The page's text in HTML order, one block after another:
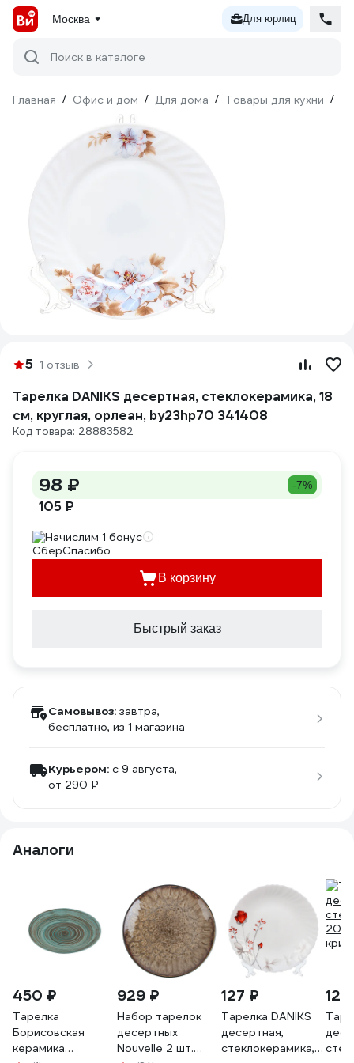
Москва Для юрлиц
Поиск в каталоге
Главная / Офис и дом / Для дома / Товары для кухни /
5 1 отзыв
Тарелка DANIKS десертная, стеклокерамика, 18
см, круглая, орлеан, by23hp70 341408
Код товара: 28883582
98 ₽ -7%
105 ₽
Начислим 1 бонус
В корзину
Быстрый заказ
Самовывоз: завтра,
бесплатно, из 1 магазина
Курьером: c 9 августа,
от 290 ₽
Аналоги
450 ₽
Тарелка
Борисовская
керамика
929 ₽
Набор тарелок
десертных
Nouvelle 2 шт.
127 ₽
Тарелка DANIKS
десертная,
стеклокерамика,